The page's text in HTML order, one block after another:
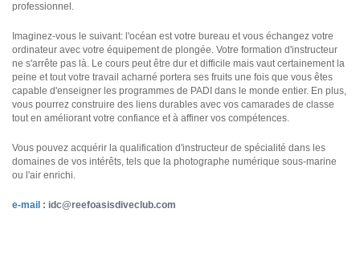
professionnel.
Imaginez-vous le suivant: l'océan est votre bureau et vous échangez votre
ordinateur avec votre équipement de plongée. Votre formation d'instructeur
ne s'arrête pas là. Le cours peut être dur et difficile mais vaut certainement la
peine et tout votre travail acharné portera ses fruits une fois que vous êtes
capable d'enseigner les programmes de PADI dans le monde entier. En plus,
vous pourrez construire des liens durables avec vos camarades de classe
tout en améliorant votre confiance et à affiner vos compétences.
Vous pouvez acquérir la qualification d'instructeur de spécialité dans les
domaines de vos intérêts, tels que la photographe numérique sous-marine
ou l'air enrichi.
e-mail : idc@reefoasisdiveclub.com